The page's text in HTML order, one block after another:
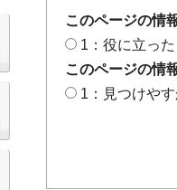
このページの情
1：役に立った
このページの情
1：見つけや